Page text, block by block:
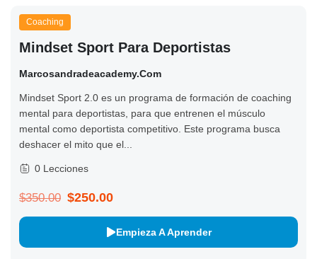
Coaching
Mindset Sport Para Deportistas
Marcosandradeacademy.com
Mindset Sport 2.0 es un programa de formación de coaching
mental para deportistas, para que entrenen el músculo
mental como deportista competitivo. Este programa busca
deshacer el mito que el...
0 Lecciones
$350.00 $250.00
Empieza A Aprender